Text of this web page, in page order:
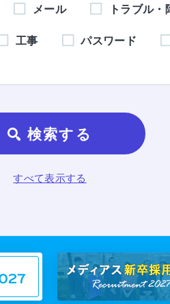
メール トラブル・
工事 パスワード
検索する
すべて表示する